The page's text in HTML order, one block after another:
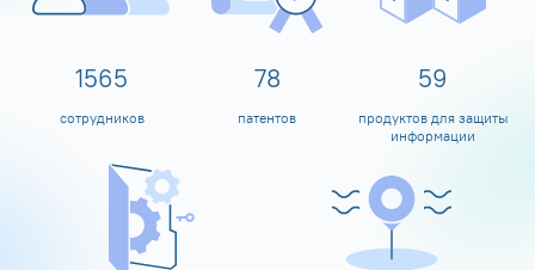
1600
сотрудников
80
патентов
60
продуктов для защиты
информации